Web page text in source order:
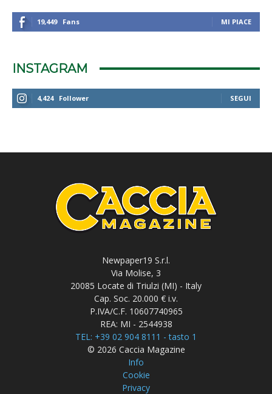
19,449 Fans MI PIACE
INSTAGRAM
4,424 Follower SEGUI
Newpaper19 S.r.l.
Via Molise, 3
20085 Locate di Triulzi (MI) - Italy
Cap. Soc. 20.000 € i.v.
P.IVA/C.F. 10607740965
REA: MI - 2544938
TEL: +39 02 904 8111 - tasto 1
© 2026 Caccia Magazine
Info
Cookie
Privacy